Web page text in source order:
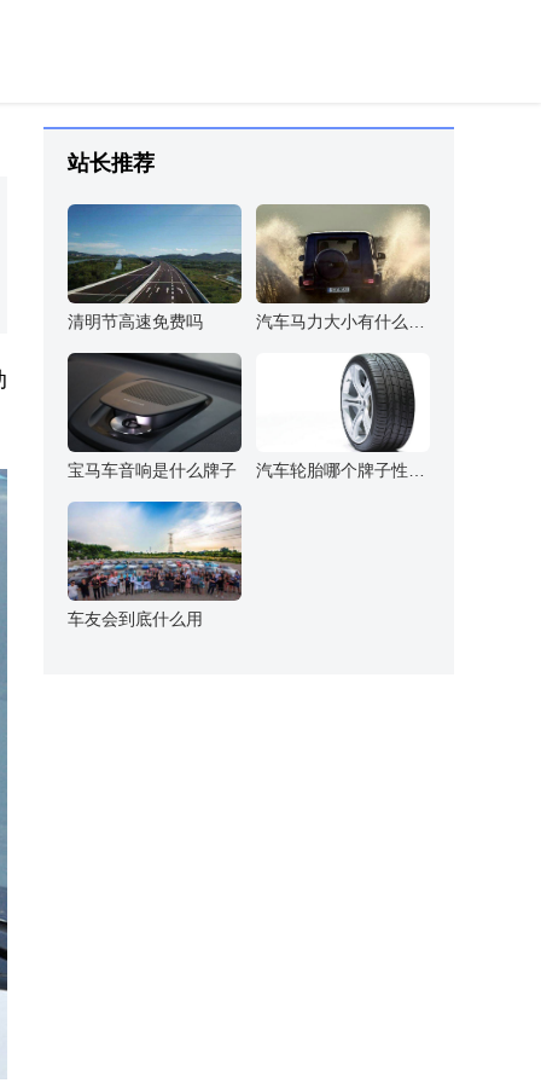
站长推荐
清明节高速免费吗
宝马车音响是什么牌子
车友会到底什么用